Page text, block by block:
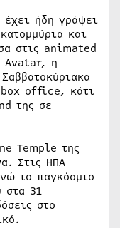
ήδη γράψει
και
στις animated
Avatar, η
box office, κάτι
της σε
Temple της
Στις ΗΠΑ
το παγκόσμιο
στα 31
στο